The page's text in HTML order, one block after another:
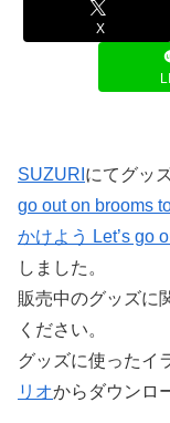
X
SUZURI にてグッ
go out on brooms
かけよう Let’s go
しました。
販売中のグッズに
ください。
グッズに使ったイ
リオからダウンロ